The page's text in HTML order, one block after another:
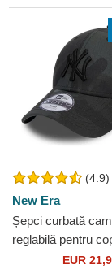
(4.9)
New Era
Șepci curbată
reglabilă pentru
9FORTY League
EUR